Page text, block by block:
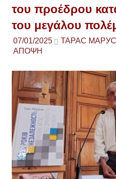
του προέδρου
του μεγάλου
07/01/2025 ТАРАС
ΑΠΟΨΗ